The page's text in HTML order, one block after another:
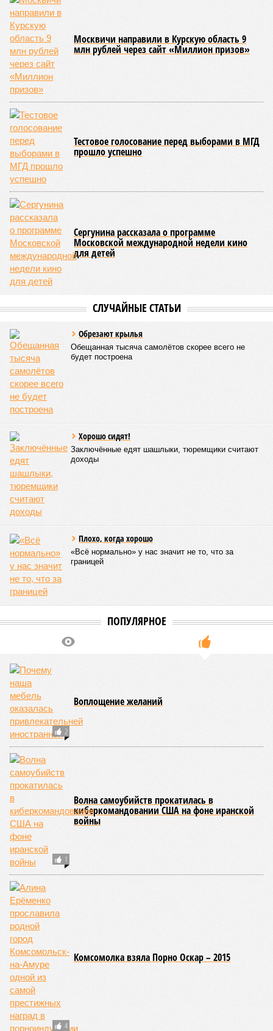
Москвичи направили в Курскую область 9
млн рублей через сайт «Миллион призов»
Тестовое голосование перед выборами в МГД
прошло успешно
Сергунина рассказала о программе
Московской международной недели кино
для детей
СЛУЧАЙНЫЕ СТАТЬИ
Обрезают крылья
Обещанная тысяча самолётов скорее всего не
будет построена
Хорошо сидят!
Заключённые едят шашлыки, тюремщики считают
доходы
Плохо, когда хорошо
«Всё нормально» у нас значит не то, что за
границей
ПОПУЛЯРНОЕ
2
Воплощение желаний
1
Волна самоубийств прокатилась в
киберкомандовании США на фоне иранской
войны
4
Комсомолка взяла Порно Оскар – 2015